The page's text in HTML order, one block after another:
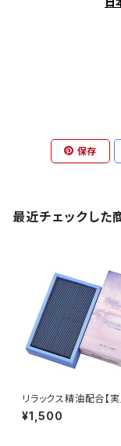
保存
最近チェックした
リラックス精油配合【
やさしい時間セレーヌ
しゃぼんの香り<煙極
¥1,500